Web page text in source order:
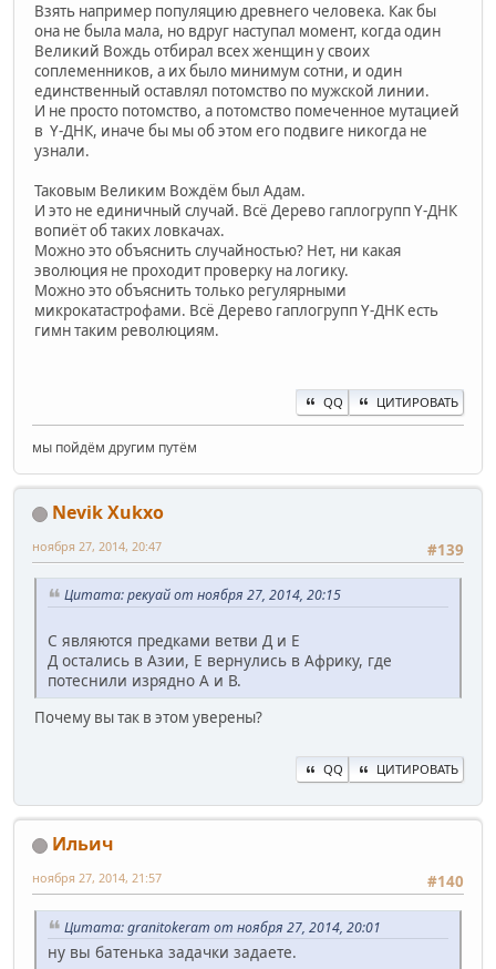
Взять например популяцию древнего человека. Как бы
она не была мала, но вдруг наступал момент, когда один
Великий Вождь отбирал всех женщин у своих
соплеменников, а их было минимум сотни, и один
единственный оставлял потомство по мужской линии.
И не просто потомство, а потомство помеченное мутацией
в Y-ДНК, иначе бы мы об этом его подвиге никогда не
узнали.
Таковым Великим Вождём был Адам.
И это не единичный случай. Всё Дерево гаплогрупп Y-ДНК
вопиёт об таких ловкачах.
Можно это объяснить случайностью? Нет, ни какая
эволюция не проходит проверку на логику.
Можно это объяснить только регулярными
микрокатастрофами. Всё Дерево гаплогрупп Y-ДНК есть
гимн таким революциям.
QQ ЦИТИРОВАТЬ
мы пойдём другим путём
Nevik Xukxo
#139
ноября 27, 2014, 20:47
Цитата: рекуай от ноября 27, 2014, 20:15
С являются предками ветви Д и Е
Д остались в Азии, Е вернулись в Африку, где
потеснили изрядно А и В.
Почему вы так в этом уверены?
QQ ЦИТИРОВАТЬ
Ильич
#140
ноября 27, 2014, 21:57
Цитата: granitokeram от ноября 27, 2014, 20:01
ну вы батенька задачки задаете.